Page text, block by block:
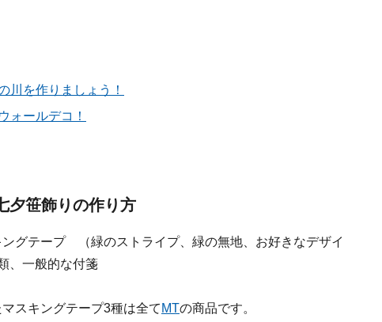
川を作りましょう！
ォールデコ！
夕笹飾りの作り方
グテープ （緑のストライプ、緑の無地、お好きなデザイ
、一般的な付箋
スキングテープ3種は全て MTの商品です。